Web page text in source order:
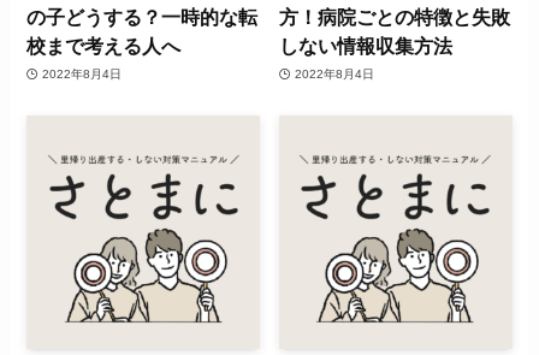
の子どうする？一時的な転
校まで考える人へ
2022年8月4日
方！病院ごとの特徴と失敗
しない情報収集方法
2022年8月4日